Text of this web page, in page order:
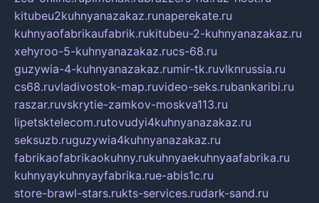
kitubeu2kuhnyanazakaz.runaperekate.ru
kuhnyaofabrikaufabrik.rukitubeu-2-kuhnyanazakaz.ru
xehyroo-5-kuhnyanazakaz.rucs-68.ru
guzywia-4-kuhnyanazakaz.rumir-tk.ruvlknrussia.ru
cs68.ruvladivostok-map.ruvideo-seks.rubankaribi.ru
raszar.ruvskrytie-zamkov-moskva113.ru
lipetsktelecom.rutovudyi4kuhnyanazakaz.ru
seksuzb.ruguzywia4kuhnyanazakaz.ru
fabrikaofabrikaokuhny.rukuhnyaekuhnyaafabrika.ru
kuhnyaykuhnyayfabrika.rue-abis1c.ru
store-brawl-stars.rukts-services.rudark-sand.ru